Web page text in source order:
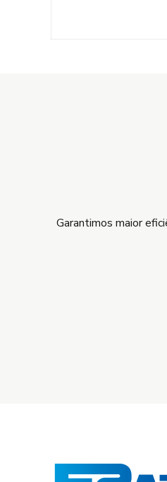
Garantimos maior